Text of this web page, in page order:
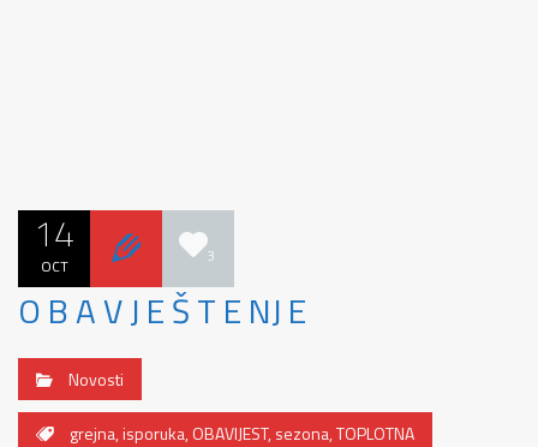
14
OCT 3
O B A V J E Š T E NJ E
Novosti
grejna,isporuka,OBAVIJEST,sezona,TOPLOTNA